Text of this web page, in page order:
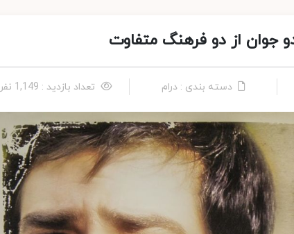
جوان از دو فرهنگ متفاوت
دسته بندی : درام تعداد بازدید : 1,149 نفر